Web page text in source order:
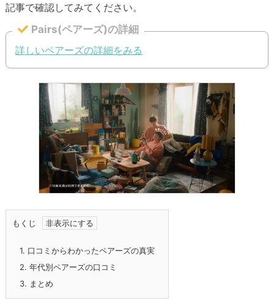
記事で確認してみてください。
Pairs(ペアーズ)の詳細
詳しいペアーズの詳細をみる
もくじ
1. 口コミからわかったペアーズの真実
2. 年代別ペアーズの口コミ
3. まとめ